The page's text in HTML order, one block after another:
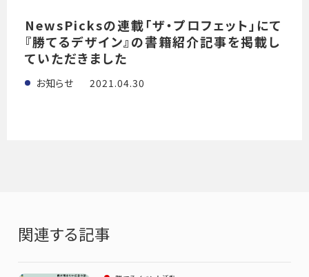
NewsPicksの連載「ザ・プロフェット」にて
『勝てるデザイン』の書籍紹介記事を掲載し
ていただきました
お知らせ 2021.04.30
関連する記事